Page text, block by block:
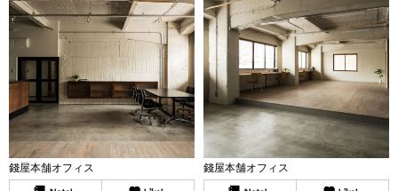
錢屋本舗オフィス 錢屋本舗オフィス